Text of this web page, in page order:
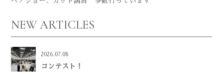
NEW ARTICLES
2026.07.08
コンテスト！